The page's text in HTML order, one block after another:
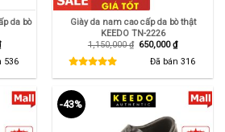
da bò
₫.
Giá
hiện
tại
là:
890,000 ₫.
536
Giày da nam cao cấp da bò thật
KEEDO TN-2226
1,150,000₫ Giá
1,150,000 ₫.
650,000₫Giá
hiện
tại
là:
650,000 ₫.
Đã bán 316
-43%